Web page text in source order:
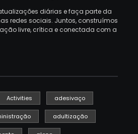
diárias e faça parte da
redes sociais. Juntos, construímos
livre, crítica e conectada com a
Activities adesivaço
adultização